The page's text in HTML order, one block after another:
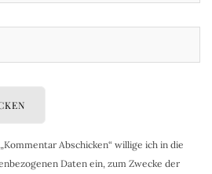
Abschicken“ willige ich in die
Daten ein, zum Zwecke der